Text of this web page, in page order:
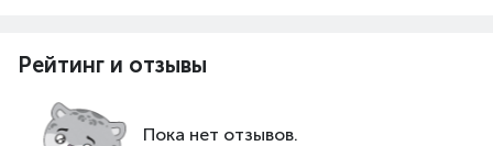
Рейтинг и отзывы
Пока нет отзывов.